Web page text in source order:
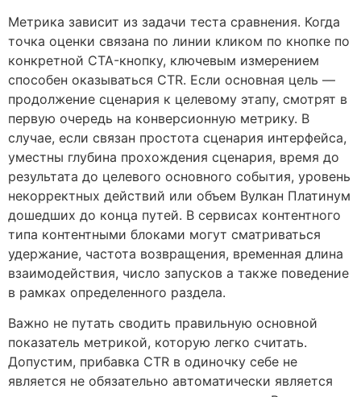
Метрика зависит из задачи теста сравнения. Когда
точка оценки связана по линии кликом по кнопке по
конкретной CTA-кнопку, ключевым измерением
способен оказываться CTR. Если основная цель —
продолжение сценария к целевому этапу, смотрят в
первую очередь на конверсионную метрику. В
случае, если связан простота сценария интерфейса,
уместны глубина прохождения сценария, время до
результата до целевого основного события, уровень
некорректных действий или объем Вулкан Платинум
дошедших до конца путей. В сервисах контентного
типа контентными блоками могут сматриваться
удержание, частота возвращения, временная длина
взаимодействия, число запусков а также поведение
в рамках определенного раздела.
Важно не путать сводить правильную основной
показатель метрикой, которую легко считать.
Допустим, прибавка CTR в одиночку себе не
является не обязательно автоматически является